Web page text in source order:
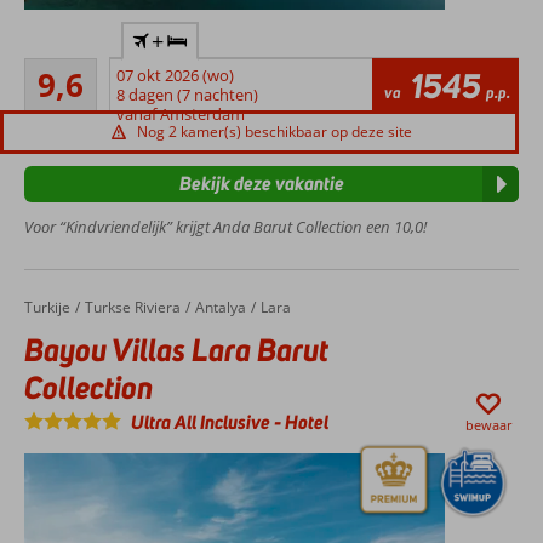
Spiksplinternieuw
Direct
aan
strand
met
glijbanen
voor jong
Bestaat uit
een familie
zone,
community
zone en
een adult
zone
9,6Uitmuntend
9
beoordelingen
+
07 okt 2026 (wo)
8 dagen (7 nachten)
vanaf Amsterdam
va 1545 p.p.
Nog 2 kamer(s) beschikbaar op deze site
Voor “Kindvriendelijk” krijgt Anda Barut Collection een 10,0!
Bekijk deze vakantie
Home
Turkije Turkse Riviera Antalya Lara
Bayou Villas Lara Barut Collection
Bayou Villas Lara Barut
Collection
Ultra All Inclusive-Hotel bewaar